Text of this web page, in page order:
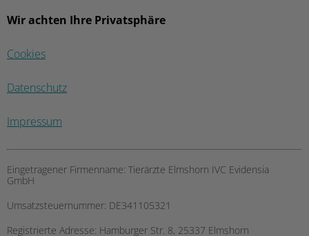
Wir achten Ihre Privatsphäre
Cookies
Datenschutz
Impressum
Eingetragener Firmenname: Tierärzte Elmshorn IVC Evidensia
GmbH
Umsatzsteuernummer: DE341105321
Registrierte Adresse: Hamburger Str. 8, 25337 Elmshorn